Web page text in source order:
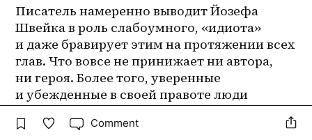
Писатель намеренно выводит Йозефа
Швейка в роль слабоумного, «идиота»
и даже бравирует этим на протяжении всех
глав. Что вовсе не принижает ни автора,
ни героя. Более того, уверенные
и убежденные в своей правоте люди
обосновано пользуются таким приемом
условной провокации. Это литературный
Comment